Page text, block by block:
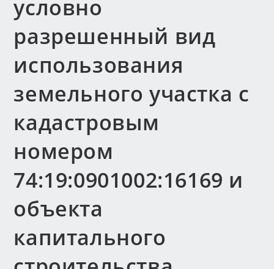
условно
разрешенный вид
использования
земельного участка с
кадастровым
номером
74:19:0901002:16169 и
объекта
капитального